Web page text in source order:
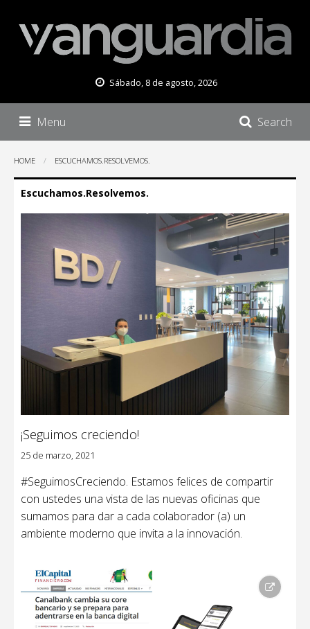
Sábado, 8 de agosto, 2026
Menu Search
HOME ESCUCHAMOS.RESOLVEMOS.
Escuchamos.Resolvemos.
¡Seguimos creciendo!
25 de marzo, 2021
#SeguimosCreciendo. Estamos felices de compartir
con ustedes una vista de las nuevas oficinas que
sumamos para dar a cada colaborador (a) un
ambiente moderno que invita a la innovación.